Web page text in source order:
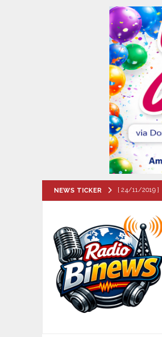
NEWS TICKER [ 24/11/2019 ]
[ 08/08/2026 ]
EVIDENZA
[ 08/08/2026 ]
ATTUALITA'
[ 08/08/2026 ]